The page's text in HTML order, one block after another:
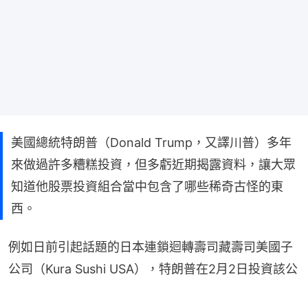
美國總統特朗普（Donald Trump，又譯川普）多年
來做過許多糟糕投資，但多虧近期揭露資料，讓大眾
知道他股票投資組合當中包含了哪些稀奇古怪的東
西。
例如日前引起話題的日本連鎖迴轉壽司藏壽司美國子
公司（Kura Sushi USA），特朗普在2月2日投資該公